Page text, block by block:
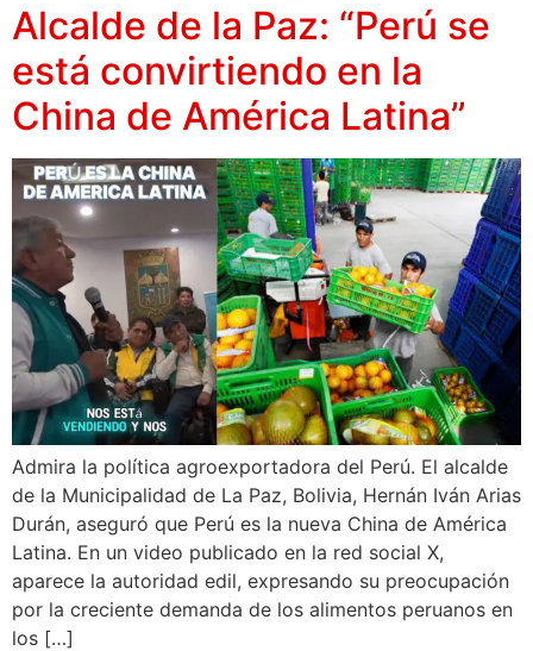
Alcalde de la Paz: “Perú se
está convirtiendo en la
China de América Latina”
Admira la política agroexportadora del Perú. El alcalde
de la Municipalidad de La Paz, Bolivia, Hernán Iván Arias
Durán, aseguró que Perú es la nueva China de América
Latina. En un video publicado en la red social X,
aparece la autoridad edil, expresando su preocupación
por la creciente demanda de los alimentos peruanos en
los […]